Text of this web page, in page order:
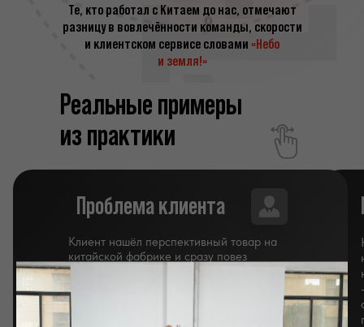
Те, кто работал с Китаем до нас, отмечают
разницу в вовлечённости команды, скорости
и клиентском сервисе словами «Небо
и земля!»
Реальные примеры
из практики
Проблема клиента
Клиент нашёл перспективный товар на
китайской фабрике и сразу повез
партию, без образца. Но в России
надписями, и маркетплейсы его не
примут. Казалось, ниша упущена, а